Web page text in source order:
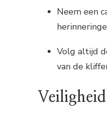
Neem een
Volg altijd
van de